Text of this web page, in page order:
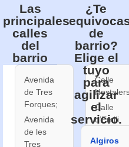
Las
principales
calles
del
barrio
Avenida
de Tres
Forques;
Avenida
de les
Tres
Calle
Calle
d’Emili
¿Te
de
barrio?
Elige el
tuyo
para
agilizar
el
servicio.
Algiros